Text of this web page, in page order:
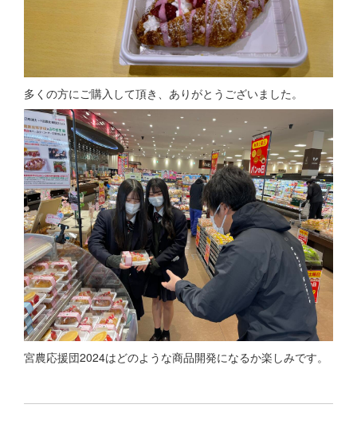
多くの方にご購入して頂き、ありがとうございました。
宮農応援団2024はどのような商品開発になるか楽しみです。